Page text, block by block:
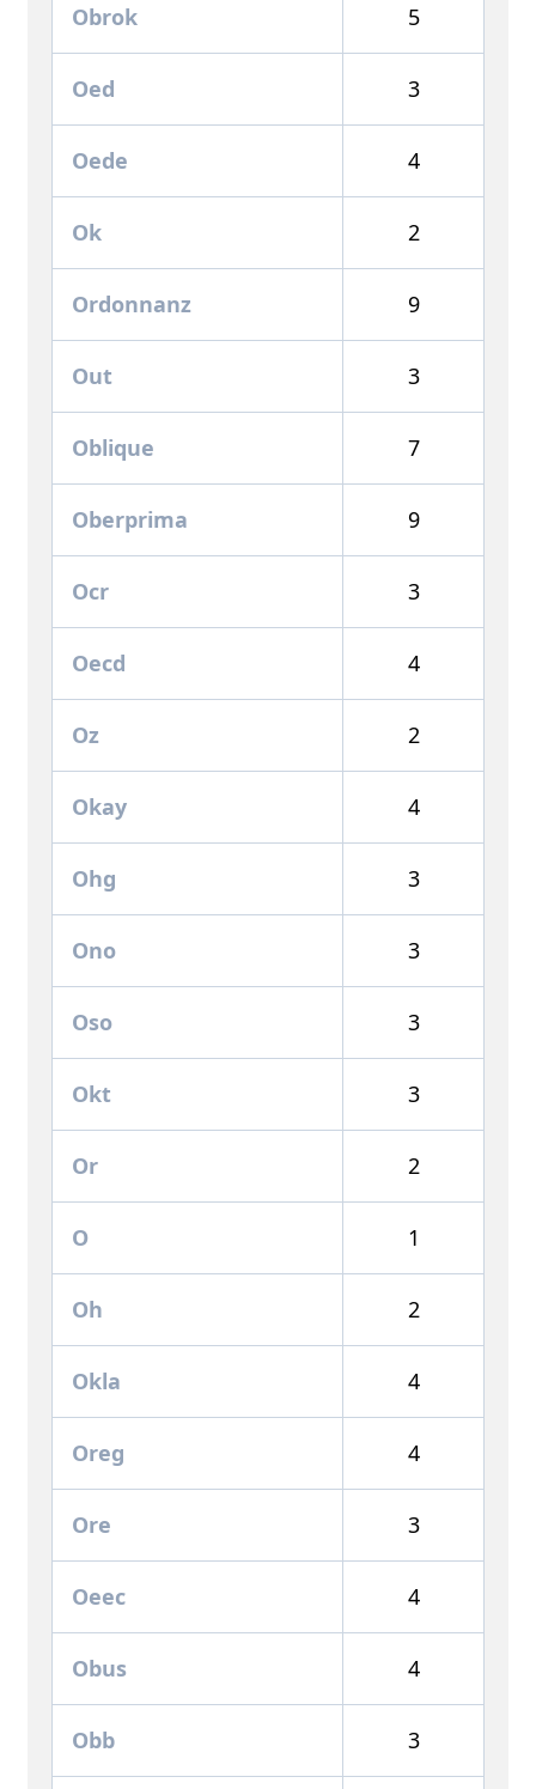
Obrok 5
Oed 3
Oede 4
Ok 2
Ordonnanz 9
Out 3
Oblique 7
Oberprima 9
Ocr 3
Oecd 4
Oz 2
Okay 4
Ohg 3
Ono 3
Oso 3
Okt 3
Or 2
O 1
Oh 2
Okla 4
Oreg 4
Ore 3
Oeec 4
Obus 4
Obb 3